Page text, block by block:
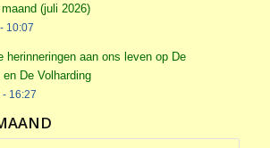
(juli 2026)
10:07
herinneringen aan ons leven op De
De Volharding
- 16:27